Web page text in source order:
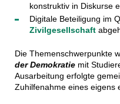
konstruktiv in Diskurse
Digitale Beteiligung im
Zivilgesellschaft
Die Themenschwerpunkte
der Demokratiemit
Ausarbeitung erfolgte
Zuhilfenahme eines eigens